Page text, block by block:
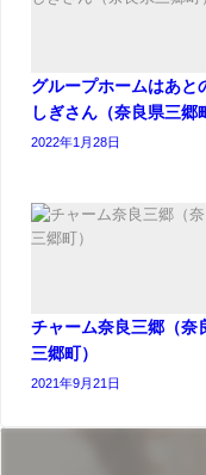
グループホームはあと
しぎさん（奈良県三郷
2022年1月28日
チャーム奈良三郷（奈
三郷町）
2021年9月21日